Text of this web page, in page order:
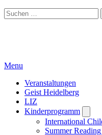
Suchen
nach:
Menu
Veranstaltungen
Geist Heidelberg
LIZ
Kinderprogramm
International
Summer